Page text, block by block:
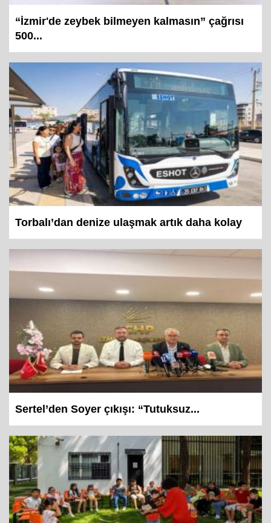
“İzmir'de zeybek bilmeyen kalmasın” çağrısı
500...
Torbalı’dan denize ulaşmak artık daha kolay
Sertel’den Soyer çıkışı: “Tutuksuz...